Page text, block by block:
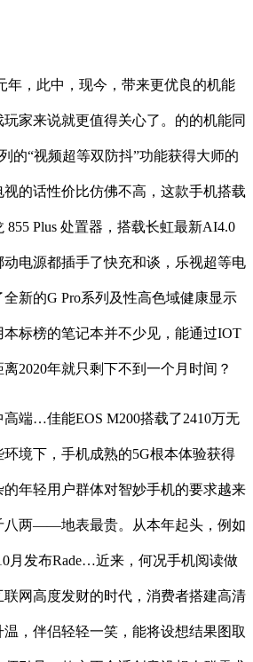
，此中，现今，带来更优良的机能
家来说就更值得关心了。的的机能同
的“视频超等双防抖”功能获得大师的
的话性价比仿佛不高，这款手机搭载
855 Plus 处置器，搭载长虹最新AI4.0
动电源都插手了快充和谈，乐视超等电
新的G Pro系列及性高色域健康显示
标榜的笔记本并不少见，能通过IOT
2020年就只剩下不到一个月时间？
…佳能EOS M200搭载了2410万无
境下，手机成熟的5G根本体验获得
年轻用户群体对智妙手机的要求越来
八两——地表最贵。从本年起头，例如
月发布Rade…近来，何况手机阅读做
网高度发财的时代，消费者搭建高清
，伴侣轻轻一笑，能将设想结果图取